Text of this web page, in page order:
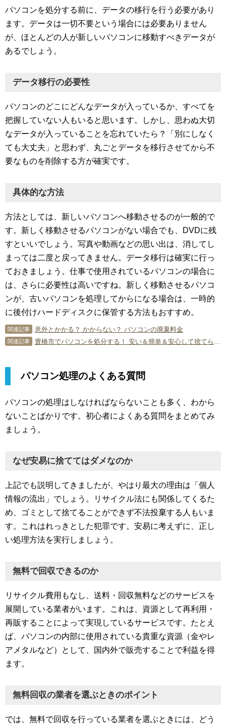
パソコンを処分する前に、データの移行を行う必要があり
ます。データは一切不要という場合には必要ありません
が、ほとんどの人が新しいパソコンに移動すべきデータが
あるでしょう。
データ移行の必要性
パソコンのどこにどんなデータが入っているか、すべてを
把握していない人もいると思います。しかし、思わぬ大切
なデータが入っていることを忘れていたら？「別にしなく
ても大丈夫」と思わず、丸ごとデータを移行させてから不
要なものを削除する方が確実です。
具体的な方法
方法としては、新しいパソコンへ移動させるのが一般的で
す。新しく移動させるパソコンがない場合でも、DVDに残
すといいでしょう。写真や動画などの思い出は、消してし
まっては二度と戻ってきません。データ移行は確実に行っ
ておきましょう。仕事で使用されているパソコンの場合に
は、さらに必要性は高いですね。新しく移動させるパソコ
ンが、古いパソコンを処理してからになる場合は、一時的
に後付けハードディスクに保管する方法もおすすめ。
関連記事 意外とかかる？ かからない？ パソコンの廃棄料金
関連記事 豊橋市でパソコンを処分する！ 安い＆簡単＆安心して捨てられる方法！
パソコン処理のよくある質問
パソコンの処理はしなければならないことも多く、わから
ないことばかりです。初心者によくある質問をまとめてみ
ましょう。
なぜ安易に捨ててはダメなのか
上記でも説明してきましたが、やはり最大の理由は「個人
情報の流出」でしょう。リサイクル法にも関係してくるた
め、ゴミとして捨てることができず不法投棄する人もいま
す。これはれっきとした犯罪です。安易に考えずに、正し
い処理方法を実行しましょう。
無料で回収できるのか
リサイクル費用もなし、送料・回収無料などのサービスを
展開している業者がいます。これは、資源として再利用・
再販することによって実現しているサービスです。たとえ
ば、パソコンの内部に使用されている貴重な資源（金やレ
アメタルなど）として、国内外で販売することで利益を得
ます。
無料回収の業者を選ぶときのポイント
では、無料で回収を行っている業者を選ぶときには、どう